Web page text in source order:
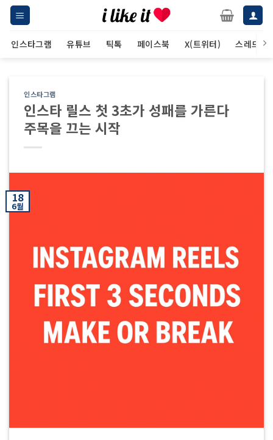
Skip
content
인스타그램 유튜브 틱톡 페이스북 X(트위터) 스레드
인스타그램
인스타 릴스 첫 3초가 성패를 가른다
주목을 끄는 시작
18
6월